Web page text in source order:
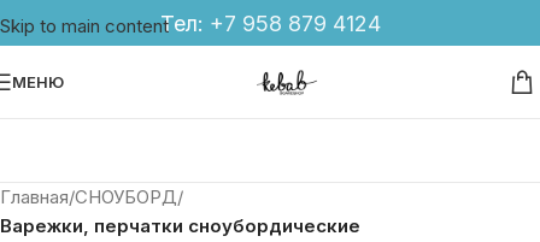
Skip to main contentТел: +7 958 879 4124
МЕНЮ
Главная СНОУБОРД
Варежки, перчатки сноубордические